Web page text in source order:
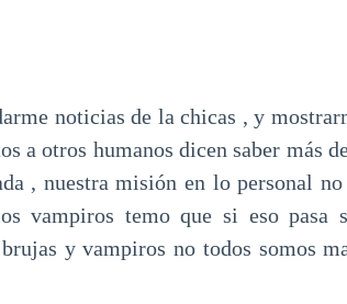
noticias de la chicas , y
a otros humanos dicen saber más
, nuestra misión en lo personal
vampiros temo que si eso pasa
y vampiros no todos somos